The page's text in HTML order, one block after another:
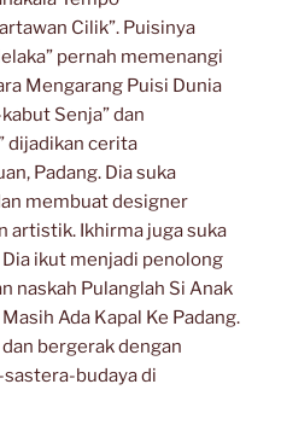
Cilik”. Puisinya
pernah memenangi
Mengarang Puisi Dunia
Senja” dan
dijadikan cerita
Padang. Dia suka
membuat designer
artistik. Ikhirma juga suka
ikut menjadi penolong
naskah Pulanglah Si Anak
Ada Kapal Ke Padang.
bergerak dengan
budaya di